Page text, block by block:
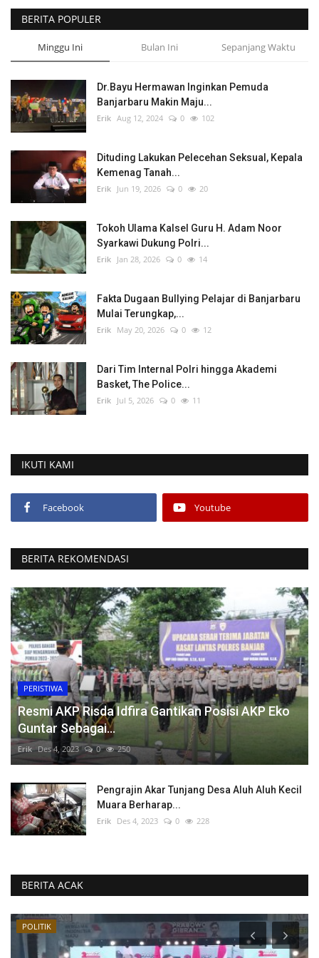
POLITIK
WISATA
KULINER
TO CHANEL
BERITA POPULER
Minggu Ini Bulan Ini Sepanjang Waktu
Dr.Bayu Hermawan Inginkan Pemuda
Banjarbaru Makin Maju...
Erik Aug 12, 2024 0 102
Dituding Lakukan Pelecehan Seksual, Kepala
Kemenag Tanah...
Erik Jun 19, 2026 0 20
Tokoh Ulama Kalsel Guru H. Adam Noor
Syarkawi Dukung Polri...
Erik Jan 28, 2026 0 14
Fakta Dugaan Bullying Pelajar di Banjarbaru
Mulai Terungkap,...
Erik May 20, 2026 0 12
Dari Tim Internal Polri hingga Akademi
Basket, The Police...
Erik Jul 5, 2026 0 11
IKUTI KAMI
Facebook Youtube
BERITA REKOMENDASI
PERISTIWA
Resmi AKP Risda Idfira Gantikan Posisi AKP Eko
Guntar Sebagai...
Erik Des 4, 2023 0 250
Pengrajin Akar Tunjang Desa Aluh Aluh Kecil
Muara Berharap...
Erik Des 4, 2023 0 228
BERITA ACAK
POLITIK